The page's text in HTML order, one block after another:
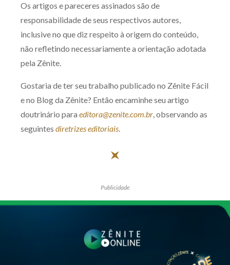
Os artigos e pareceres assinados são de
responsabilidade de seus respectivos autores,
inclusive no que diz respeito à origem do conteúdo,
não refletindo necessariamente a orientação adotada
pela Zênite.
Gostaria de ter seu trabalho publicado no Zênite Fácil
e no Blog da Zênite? Então encaminhe seu artigo
doutrinário para editora@zenite.com.br, observando as
seguintes diretrizes editoriais.
Publicidade